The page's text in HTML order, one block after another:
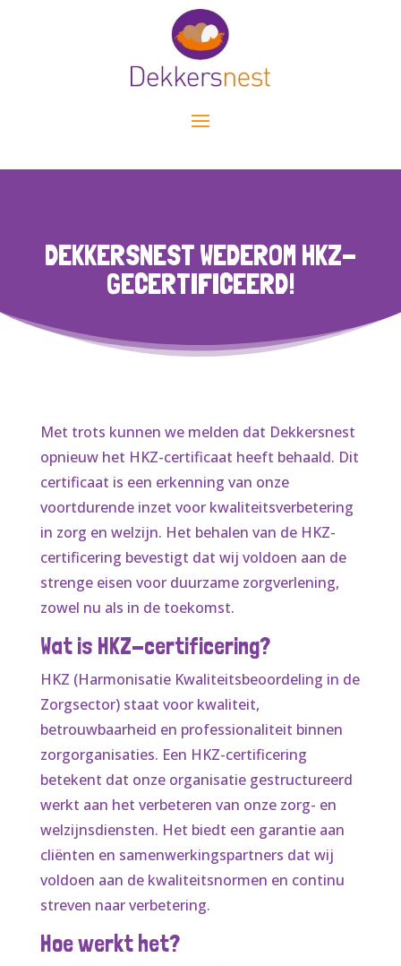
DEKKERSNEST WEDEROM HKZ-
GECERTIFICEERD!
Met trots kunnen we melden dat Dekkersnest
opnieuw het HKZ-certificaat heeft behaald. Dit
certificaat is een erkenning van onze
voortdurende inzet voor kwaliteitsverbetering
in zorg en welzijn. Het behalen van de HKZ-
certificering bevestigt dat wij voldoen aan de
strenge eisen voor duurzame zorgverlening,
zowel nu als in de toekomst.
Wat is HKZ-certificering?
HKZ (Harmonisatie Kwaliteitsbeoordeling in de
Zorgsector) staat voor kwaliteit,
betrouwbaarheid en professionaliteit binnen
zorgorganisaties. Een HKZ-certificering
betekent dat onze organisatie gestructureerd
werkt aan het verbeteren van onze zorg- en
welzijnsdiensten. Het biedt een garantie aan
cliënten en samenwerkingspartners dat wij
voldoen aan de kwaliteitsnormen en continu
streven naar verbetering.
Hoe werkt het?